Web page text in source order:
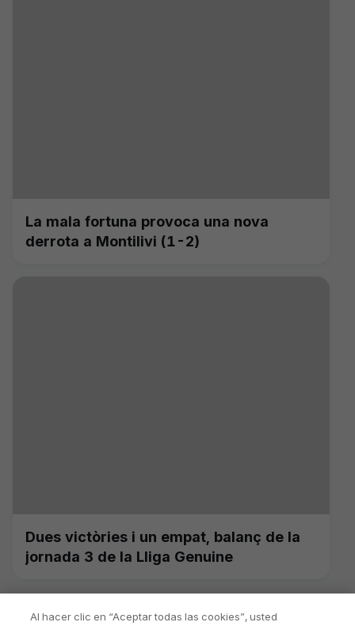
La mala fortuna provoca una nova
derrota a Montilivi (1-2)
Dues victòries i un empat, balanç de la
jornada 3 de la Lliga Genuine
Al hacer clic en “Aceptar todas las cookies”, usted